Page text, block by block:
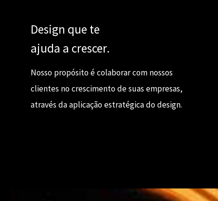
Design que te
ajuda a crescer.
Nosso propósito é colaborar com nossos
clientes no crescimento de suas empresas,
através da aplicação estratégica do design.